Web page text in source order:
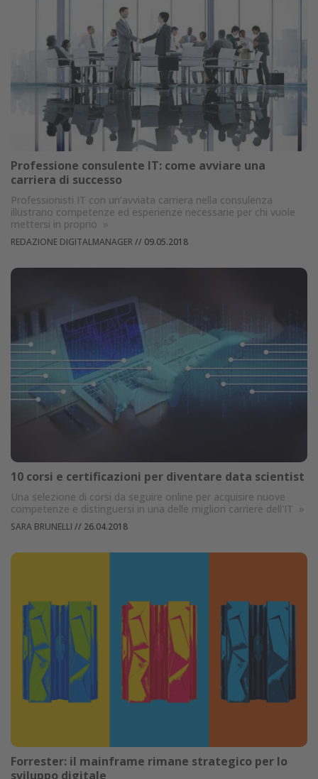
Professione consulente IT: come avviare una
carriera di successo
Professionisti IT con un’avviata carriera nella consulenza
illustrano competenze ed esperienze necessarie per chi vuole
mettersi in proprio »
REDAZIONE DIGITALMANAGER// 09.05.2018
10 corsi e certificazioni per diventare data scientist
Una selezione di corsi da seguire online per acquisire nuove
competenze e distinguersi in una delle migliori carriere dell'IT »
SARA BRUNELLI // 26.04.2018
Forrester: il mainframe rimane strategico per lo
sviluppo digitale